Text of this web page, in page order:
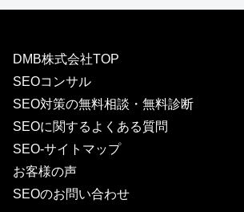
DMB株式会社TOP
SEOコンサル
SEO対策の無料相談・無料診断
SEOに関するよくある質問
SEO-サイトマップ
お客様の声
SEOのお問い合わせ